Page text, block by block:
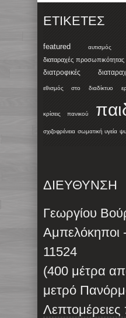
ΕΤΙΚΈΤΕΣ
featured αυτισμός
διαταραχές προσωπικότητας
διατροφικές
εθισμός στο διαδίκτυο
κρίσεις πανικού
σχιζοφρένεια σωματική υγεία
ΔΙΕΥΘΥΝΣΗ
Γεωργίου
Αμπελόκηποι
11524
(400 μέτρα
μετρό